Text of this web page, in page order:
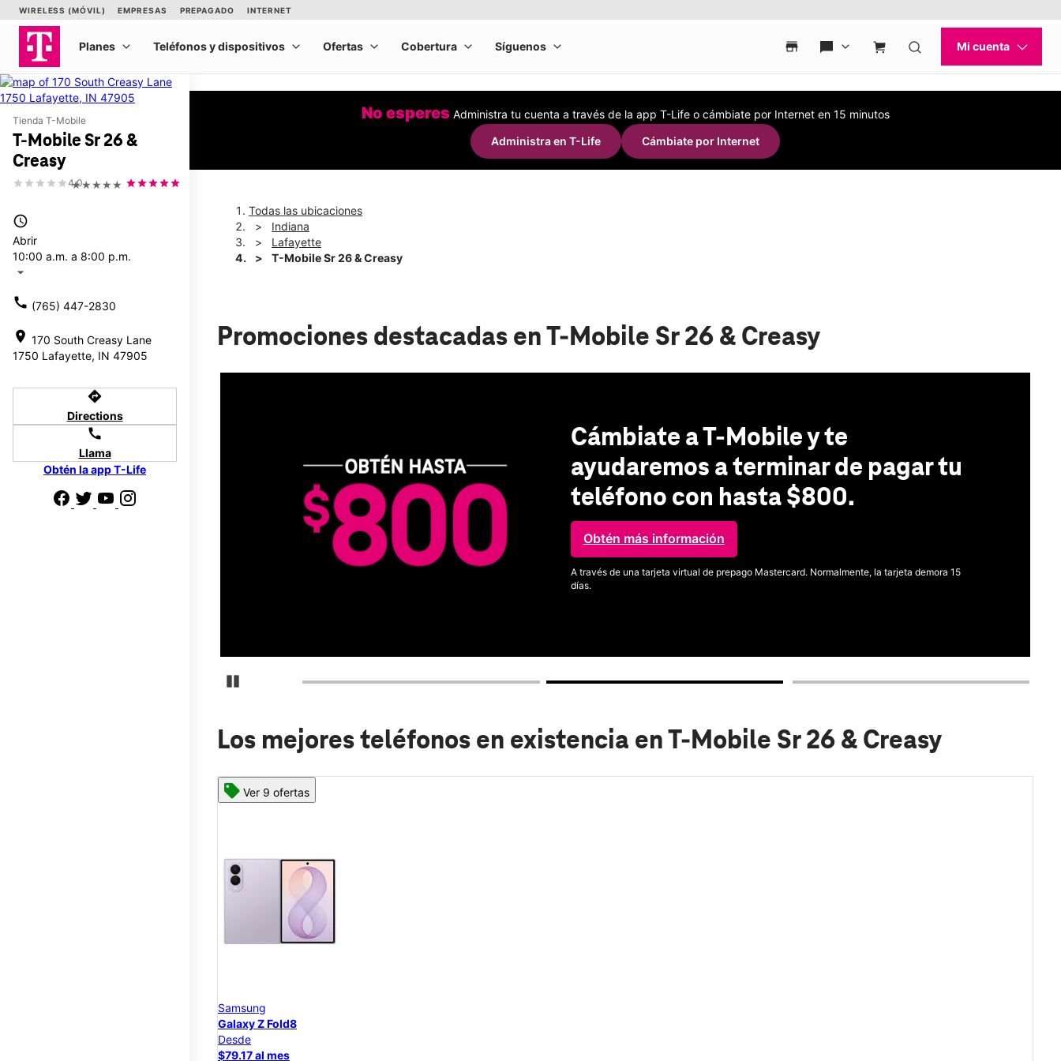
Tienda T-Mobile
T-Mobile Sr 26 &
Creasy
★★★★★
4.0
access_time
Abrir
10:00 a.m. a 8:00 p.m.
arrow_drop_down
call (765) 447-2830
location_on 170 South Creasy Lane
1750 Lafayette, IN 47905
directions
Directions
call
Llama
Obtén la app T-Life
No esperes Administra tu cuenta a través de la app T-Life o cámbiate por Internet en 15 minutos
Administra en T-Life
Cámbiate por Internet
Todas las ubicaciones
Indiana
Lafayette
T-Mobile Sr 26 & Creasy
Promociones destacadas en T-Mobile Sr 26 & Creasy
Detener carrusel
Cámbiate a T-Mobile y te
ayudaremos a terminar de pagar tu
teléfono con hasta $800.
Obtén más información
A través de una tarjeta virtual de prepago Mastercard. Normalmente, la tarjeta demora 15
días.
Los mejores teléfonos en existencia en T-Mobile Sr 26 & Creasy
Ver 9 ofertas
Samsung
Galaxy Z Fold8
Desde
$79.17 al mes